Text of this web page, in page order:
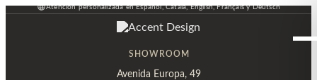
Ir
Atención personalizada en Español, Català, English, Français y Deutsch
SHOWROOM
Avenida Europa, 49